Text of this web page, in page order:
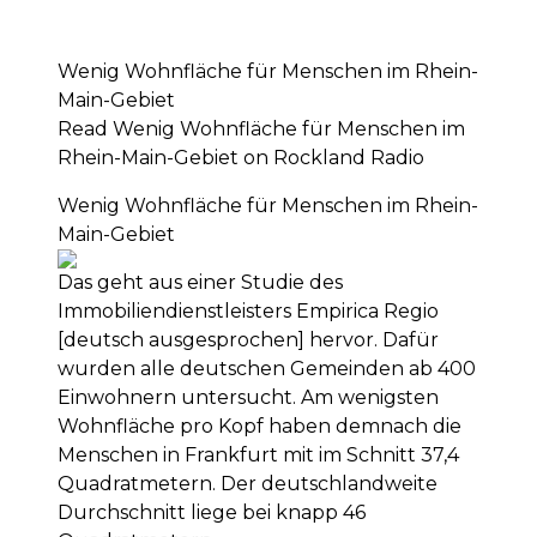
Wenig Wohnfläche für Menschen im Rhein-
Main-Gebiet
Read Wenig Wohnfläche für Menschen im
Rhein-Main-Gebiet on Rockland Radio
Wenig Wohnfläche für Menschen im Rhein-
Main-Gebiet
Das geht aus einer Studie des
Immobiliendienstleisters Empirica Regio
[deutsch ausgesprochen] hervor. Dafür
wurden alle deutschen Gemeinden ab 400
Einwohnern untersucht. Am wenigsten
Wohnfläche pro Kopf haben demnach die
Menschen in Frankfurt mit im Schnitt 37,4
Quadratmetern. Der deutschlandweite
Durchschnitt liege bei knapp 46